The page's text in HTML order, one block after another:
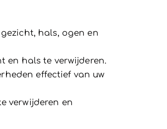
hals, ogen en
en hals te verwijderen.
effectief van uw
verwijderen en